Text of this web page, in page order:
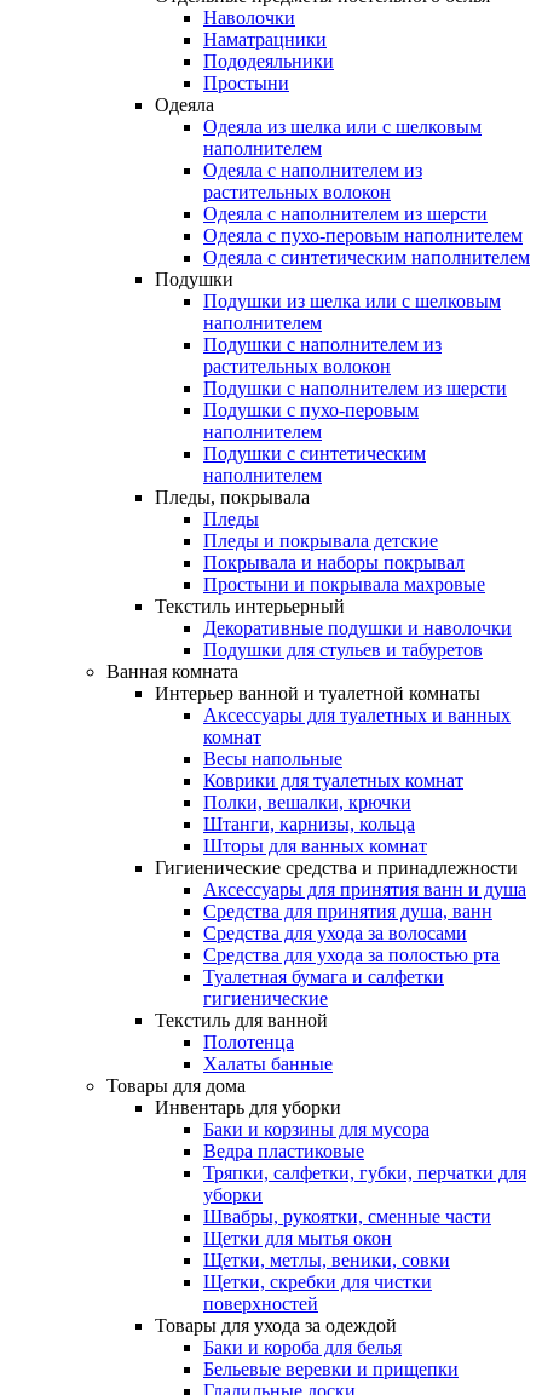
Наволочки
Наматрацники
Пододеяльники
Простыни
Одеяла
Одеяла из шелка или с шелковым
наполнителем
Одеяла с наполнителем из
растительных волокон
Одеяла с наполнителем из шерсти
Одеяла с пухо-перовым наполнителем
Одеяла с синтетическим наполнителем
Подушки
Подушки из шелка или с шелковым
наполнителем
Подушки с наполнителем из
растительных волокон
Подушки с наполнителем из шерсти
Подушки с пухо-перовым
наполнителем
Подушки с синтетическим
наполнителем
Пледы, покрывала
Пледы
Пледы и покрывала детские
Покрывала и наборы покрывал
Простыни и покрывала махровые
Текстиль интерьерный
Декоративные подушки и наволочки
Подушки для стульев и табуретов
Ванная комната
Интерьер ванной и туалетной комнаты
Аксессуары для туалетных и ванных
комнат
Весы напольные
Коврики для туалетных комнат
Полки, вешалки, крючки
Штанги, карнизы, кольца
Шторы для ванных комнат
Гигиенические средства и принадлежности
Аксессуары для принятия ванн и душа
Средства для принятия душа, ванн
Средства для ухода за волосами
Средства для ухода за полостью рта
Туалетная бумага и салфетки
гигиенические
Текстиль для ванной
Полотенца
Халаты банные
Товары для дома
Инвентарь для уборки
Баки и корзины для мусора
Ведра пластиковые
Тряпки, салфетки, губки, перчатки для
уборки
Швабры, рукоятки, сменные части
Щетки для мытья окон
Щетки, метлы, веники, совки
Щетки, скребки для чистки
поверхностей
Товары для ухода за одеждой
Баки и короба для белья
Бельевые веревки и прищепки
Гладильные доски